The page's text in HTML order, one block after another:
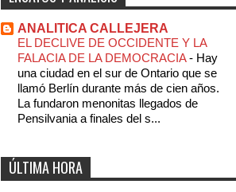
ANALITICA CALLEJERA
EL DECLIVE DE OCCIDENTE Y LA
FALACIA DE LA DEMOCRACIA- Hay
una ciudad en el sur de Ontario que se
llamó Berlín durante más de cien años.
La fundaron menonitas llegados de
Pensilvania a finales del s...
ÚLTIMA HORA